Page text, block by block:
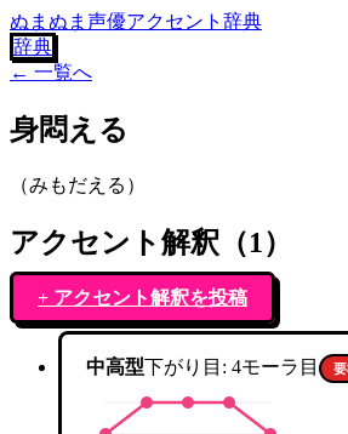
ぬまぬま声優アクセント辞典
辞典
← 一覧へ
身悶える
（みもだえる ）
アクセント解釈（1）
+ アクセント解釈を投稿
中高型下がり目: 4モーラ目